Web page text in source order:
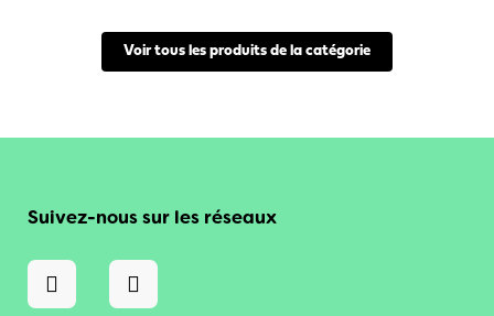
Voir tous les produits de la catégorie
Suivez-nous sur les réseaux